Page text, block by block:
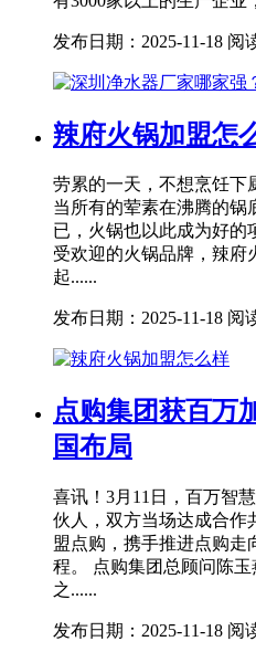
发布日期：2025-11-18 阅
辣府火锅加盟怎
劳累的一天，不想烹饪下
当所有的荤素在沸腾的锅
已，火锅也以此成为好的
受欢迎的火锅品牌，辣府
起......
发布日期：2025-11-18 阅
点购集团获百万
国布局
喜讯！3月11日，百万智
伙人，双方当场达成合作
盟点购，携手推进点购走
程。 点购集团总顾问陈
之......
发布日期：2025-11-18 阅